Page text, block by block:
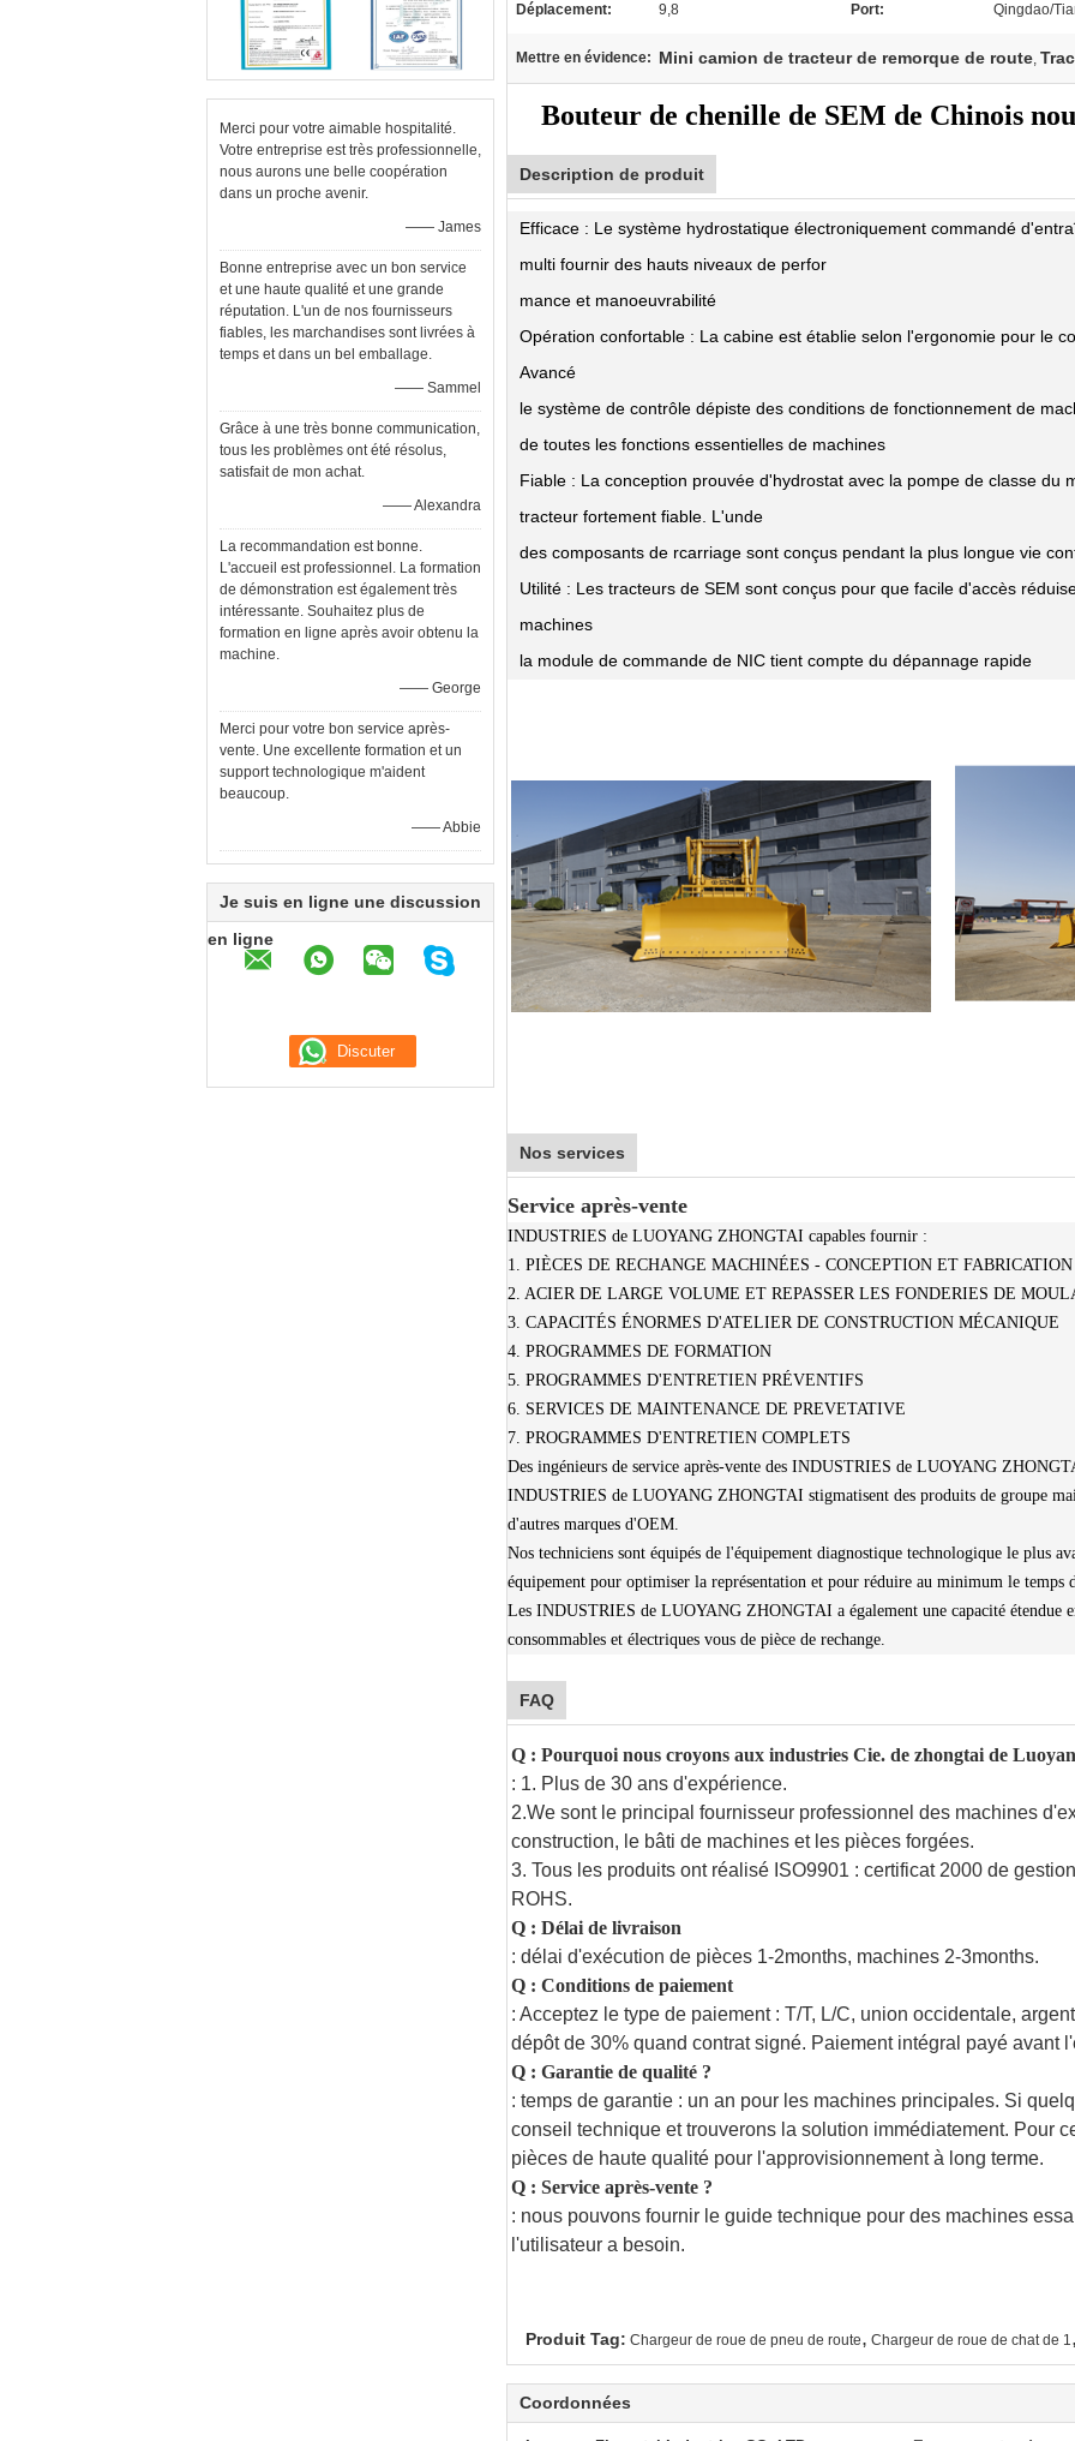
Merci pour votre aimable hospitalité.
Votre entreprise est très professionnelle,
nous aurons une belle coopération
dans un proche avenir.
—— James
Bonne entreprise avec un bon service
et une haute qualité et une grande
réputation. L'un de nos fournisseurs
fiables, les marchandises sont livrées à
temps et dans un bel emballage.
—— Sammel
Grâce à une très bonne communication,
tous les problèmes ont été résolus,
satisfait de mon achat.
—— Alexandra
La recommandation est bonne.
L'accueil est professionnel. La formation
de démonstration est également très
intéressante. Souhaitez plus de
formation en ligne après avoir obtenu la
machine.
—— George
Merci pour votre bon service après-
vente. Une excellente formation et un
support technologique m'aident
beaucoup.
—— Abbie
Je suis en ligne une discussion
en ligne
Déplacement: 9,8 Port: Qingdao/
Mettre en évidence: Mini camion de tracteur de remorque de route,
Bouteur de chenille de SEM de Chinois
Description de produit
Efficace : Le système hydrostatique électroniquement commandé
multi fournir des hauts niveaux de perfor
mance et manoeuvrabilité
Opération confortable : La cabine est établie selon l'ergonomie pour le
Avancé
le système de contrôle dépiste des conditions de fonctionnement de
de toutes les fonctions essentielles de machines
Fiable : La conception prouvée d'hydrostat avec la pompe de classe du
tracteur fortement fiable. L'unde
des composants de rcarriage sont conçus pendant la plus longue vie
Utilité : Les tracteurs de SEM sont conçus pour que facile d'accès
machines
la module de commande de NIC tient compte du dépannage rapide
Nos services
Service après-vente
INDUSTRIES de LUOYANG ZHONGTAI capables fournir :
1. PIÈCES DE RECHANGE MACHINÉES - CONCEPTION ET FABRICATION
2. ACIER DE LARGE VOLUME ET REPASSER LES FONDERIES DE
3. CAPACITÉS ÉNORMES D'ATELIER DE CONSTRUCTION MÉCANIQUE
4. PROGRAMMES DE FORMATION
5. PROGRAMMES D'ENTRETIEN PRÉVENTIFS
6. SERVICES DE MAINTENANCE DE PREVETATIVE
7. PROGRAMMES D'ENTRETIEN COMPLETS
Des ingénieurs de service après-vente des INDUSTRIES de LUOYANG
INDUSTRIES de LUOYANG ZHONGTAI stigmatisent des produits de groupe
d'autres marques d'OEM.
Nos techniciens sont équipés de l'équipement diagnostique technologique le plus
équipement pour optimiser la représentation et pour réduire au minimum le temps
Les INDUSTRIES de LUOYANG ZHONGTAI a également une capacité étendue
consommables et électriques vous de pièce de rechange.
FAQ
Q : Pourquoi nous croyons aux industries Cie. de zhongtai de
: 1. Plus de 30 ans d'expérience.
2.We sont le principal fournisseur professionnel des machines
construction, le bâti de machines et les pièces forgées.
3. Tous les produits ont réalisé ISO9901 : certificat 2000 de
ROHS.
Q : Délai de livraison
: délai d'exécution de pièces 1-2months, machines 2-3months.
Q : Conditions de paiement
: Acceptez le type de paiement : T/T, L/C, union occidentale,
dépôt de 30% quand contrat signé. Paiement intégral payé avant
Q : Garantie de qualité ?
: temps de garantie : un an pour les machines principales. Si
conseil technique et trouverons la solution immédiatement. Pour
pièces de haute qualité pour l'approvisionnement à long terme.
Q : Service après-vente ?
: nous pouvons fournir le guide technique pour des machines
l'utilisateur a besoin.
Produit Tag: Chargeur de roue de pneu de route, Chargeur de roue de chat de 1
Coordonnées